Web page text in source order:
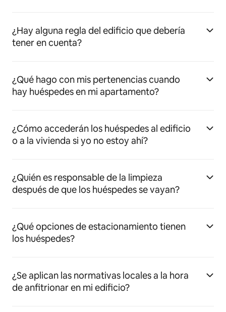
¿Hay alguna regla del edificio que debería
tener en cuenta?
¿Qué hago con mis pertenencias cuando
hay huéspedes en mi apartamento?
¿Cómo accederán los huéspedes al edificio
o a la vivienda si yo no estoy ahí?
¿Quién es responsable de la limpieza
después de que los huéspedes se vayan?
¿Qué opciones de estacionamiento tienen
los huéspedes?
¿Se aplican las normativas locales a la hora
de anfitrionar en mi edificio?